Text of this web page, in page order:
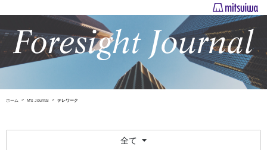
ホーム M's Journal テレワーク
全て